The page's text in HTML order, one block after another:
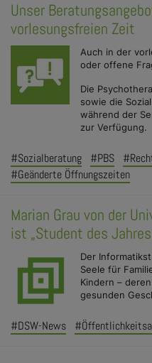
Unser
vorlesungsfreien Zeit
Auch in der
oder offene
Die
sowie die
während der
zur Verfügung.
#Sozialberatung #PBS
#Geänderte Öffnungszeiten
Marian Grau von der
ist „Student des
Der
Seele für
Kindern –
gesunden
#DSW-News